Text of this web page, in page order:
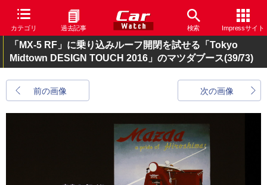
カテゴリ 過去記事 検索 Impressサイト
「MX-5 RF」に乗り込みルーフ開閉を試せる「Tokyo
Midtown DESIGN TOUCH 2016」のマツダブース(39/73)
前の画像 次の画像